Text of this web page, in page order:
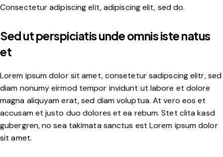
Consectetur adipiscing elit, adipiscing elit, sed do.
Sed ut perspiciatis unde omnis iste natus
et
Lorem ipsum dolor sit amet, consetetur sadipscing elitr, sed
diam nonumy eirmod tempor invidunt ut labore et dolore
magna aliquyam erat, sed diam voluptua. At vero eos et
accusam et justo duo dolores et ea rebum. Stet clita kasd
gubergren, no sea takimata sanctus est Lorem ipsum dolor
sit amet.